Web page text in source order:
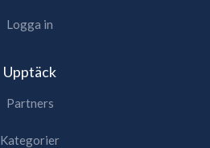
Logga in
Upptäck
Partners
Kategorier